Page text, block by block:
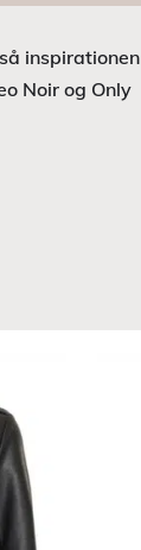
inspirationen
Noir og Only